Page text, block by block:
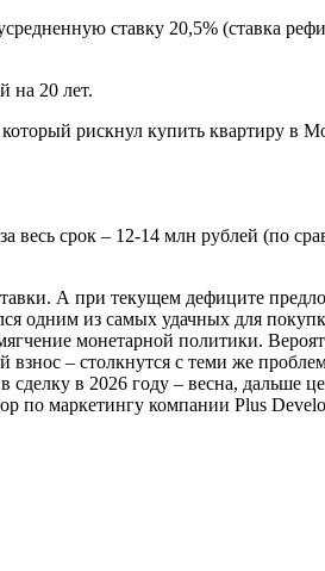
ставку 20,5% (ставка
на 20 лет.
рискнул купить квартиру в
весь срок – 12-14 млн рублей (по
А при текущем дефиците
одним из самых удачных для
монетарной политики.
– столкнутся с теми же
в 2026 году – весна, дальше
по маркетингу компании Plus